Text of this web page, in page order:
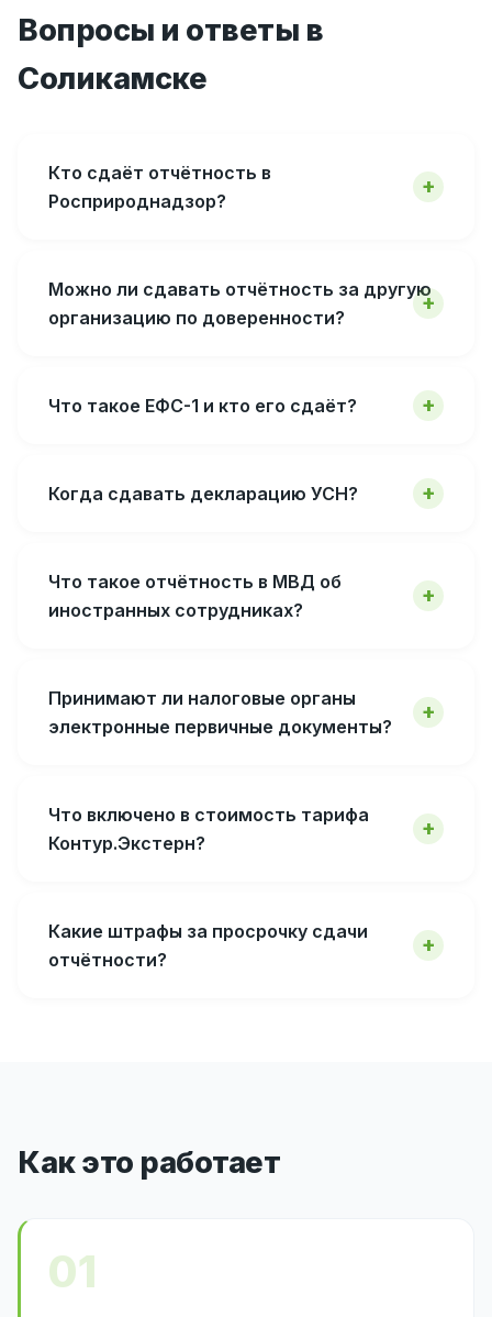
Вопросы и ответы в
Соликамске
Кто сдаёт отчётность в
Росприроднадзор?
Можно ли сдавать отчётность за другую
организацию по доверенности?
Что такое ЕФС-1 и кто его сдаёт?
Когда сдавать декларацию УСН?
Что такое отчётность в МВД об
иностранных сотрудниках?
Принимают ли налоговые органы
электронные первичные документы?
Что включено в стоимость тарифа
Контур.Экстерн?
Какие штрафы за просрочку сдачи
отчётности?
Как это работает
01